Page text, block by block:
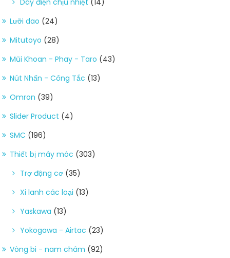
Lưỡi dao (24)
Mitutoyo (28)
Mũi Khoan - Phay - Taro (43)
Nút Nhấn - Công Tắc (13)
Omron (39)
Slider Product (4)
SMC (196)
Thiết bị máy móc (303)
Trợ động cơ (35)
Xi lanh các loại (13)
Yaskawa (13)
Yokogawa - Airtac (23)
Vòng bi - nam châm (92)